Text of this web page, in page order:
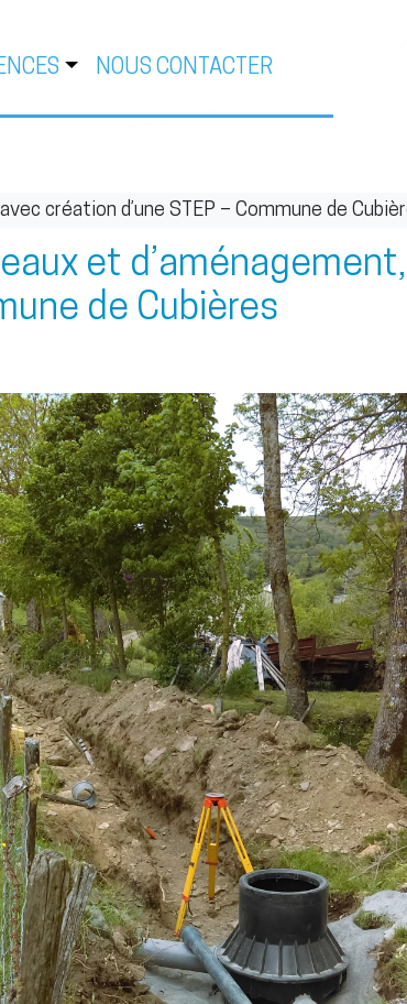
NOUS CONTACTER
création d’une STEP – Commune de
et d’aménagement,
de Cubières